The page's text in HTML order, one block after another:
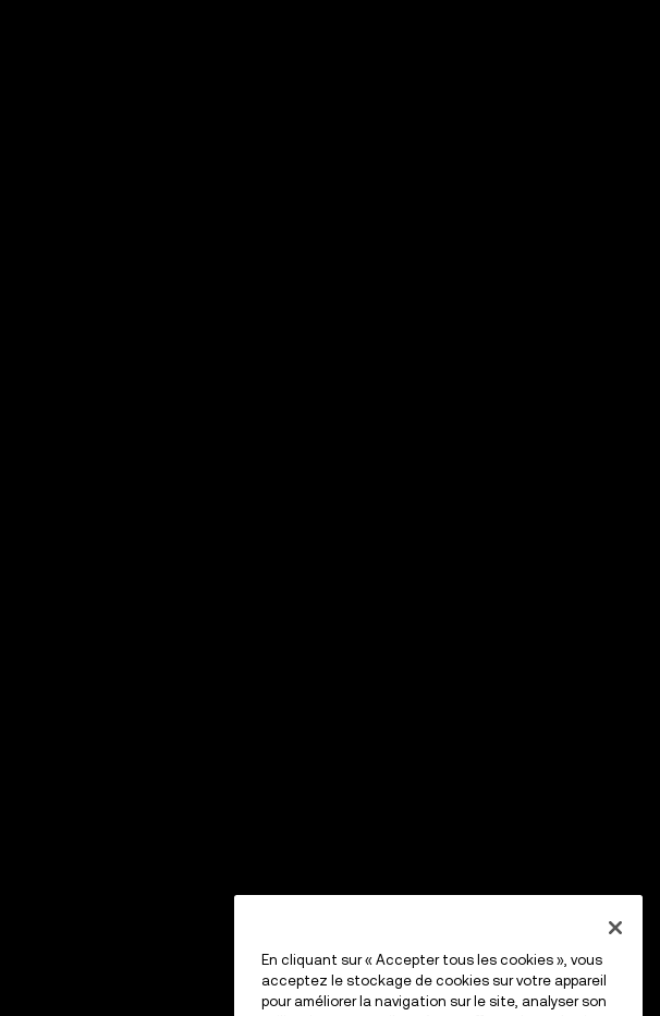
En cliquant sur « Accepter tous les cookies », vous
acceptez le stockage de cookies sur votre appareil
pour améliorer la navigation sur le site, analyser son